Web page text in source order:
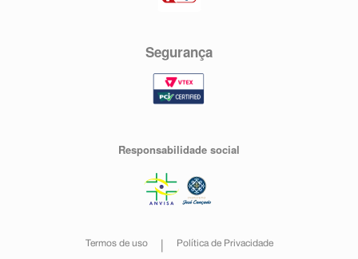
Segurança
Responsabilidade social
Termos de uso Política de Privacidade